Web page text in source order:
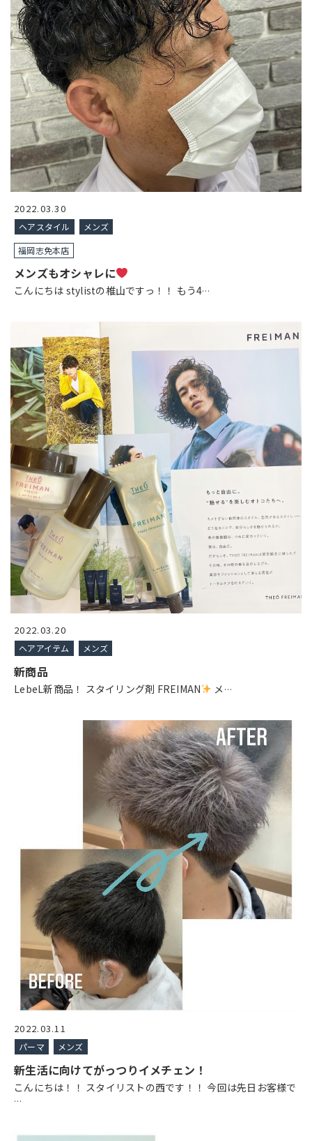
2022.03.30
ヘアスタイル
メンズ
福岡志免本店
メンズもオシャレに
こんにちは stylistの椎山ですっ！！ もう4…
2022.03.20
ヘアアイテム メンズ
新商品
LebeL新商品！ スタイリング剤 FREIMAN メ …
2022.03.11
パーマ メンズ
新生活に向けてがっつりイメチェン！
こんにちは！！ スタイリストの西です！！ 今回は先日お客様で
…